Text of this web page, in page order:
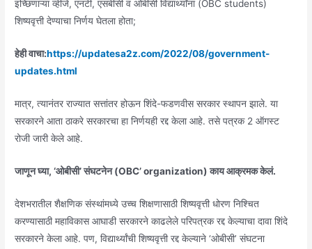
इच्छिणाऱ्या व्हीजे, एनटी, एसबीसी व ओबीसी विद्यार्थ्यांना (OBC students)
शिष्यवृत्ती देण्याचा निर्णय घेतला होता;
हेही वाचा:https://updatesa2z.com/2022/08/government-
updates.html
मात्र, त्यानंतर राज्यात सत्तांतर होऊन शिंदे-फडणवीस सरकार स्थापन झाले. या
सरकारने आता ठाकरे सरकारचा हा निर्णयही रद्द केला आहे. तसे पत्रक 2 ऑगस्ट
रोजी जारी केले आहे.
जाणून घ्या, ‘ओबीसी’ संघटनेन (OBC’ organization) काय आक्रमक केलं.
देशभरातील शैक्षणिक संस्थांमध्ये उच्च शिक्षणासाठी शिष्यवृत्ती धोरण निश्चित
करण्यासाठी महाविकास आघाडी सरकारने काढलेले परिपत्रक रद्द केल्याचा दावा शिंदे
सरकारने केला आहे. पण, विद्यार्थ्यांची शिष्यवृत्ती रद्द केल्याने ‘ओबीसी’ संघटना